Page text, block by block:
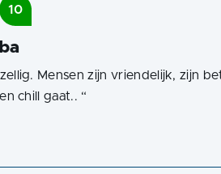
10
Mensen zijn vriendelijk, zijn
chill gaat.. “